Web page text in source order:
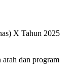
X Tahun 2025
dan program